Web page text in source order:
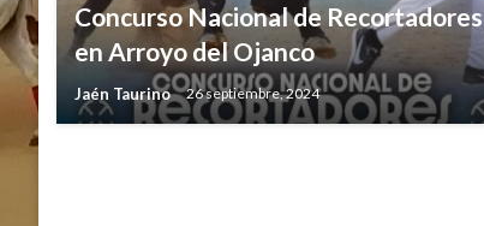
Concurso Nacional de Recortadores
en Arroyo del Ojanco
Jaén Taurino 26 septiembre, 2024